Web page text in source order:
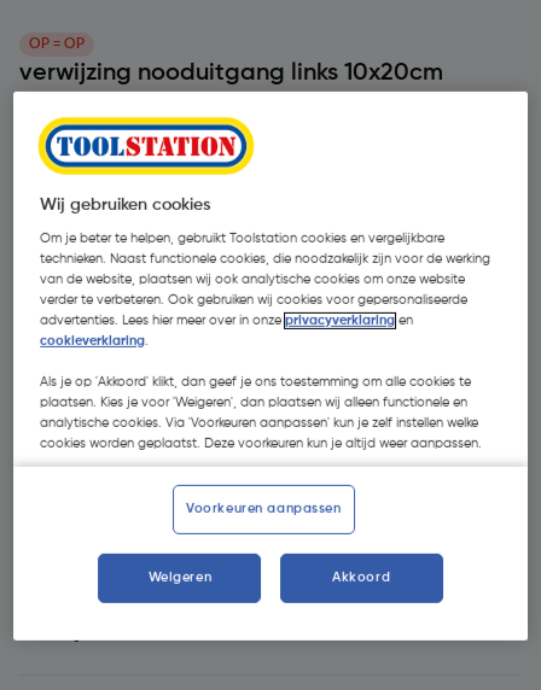
OP = OP
verwijzing nooduitgang links 10x20cm
Productcode: 71426
Wij gebruiken cookies
Om je beter te helpen, gebruikt Toolstation cookies en vergelijkbare
technieken. Naast functionele cookies, die noodzakelijk zijn voor de werking
van de website, plaatsen wij ook analytische cookies om onze website
verder te verbeteren. Ook gebruiken wij cookies voor gepersonaliseerde
advertenties. Lees hier meer over in onzeprivacyverklaring en
cookieverklaring.
Als je op 'Akkoord' klikt, dan geef je ons toestemming om alle cookies te
plaatsen. Kies je voor 'Weigeren', dan plaatsen wij alleen functionele en
analytische cookies. Via 'Voorkeuren aanpassen' kun je zelf instellen welke
cookies worden geplaatst. Deze voorkeuren kun je altijd weer aanpassen.
Voorkeuren aanpassen
Weigeren Akkoord